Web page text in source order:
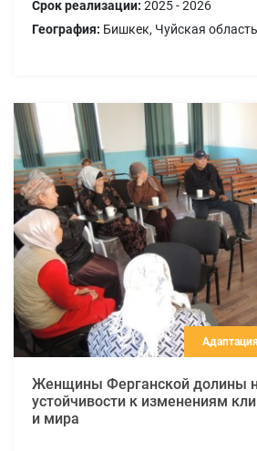
Срок реализации: 2025 - 2026
География: Бишкек, Чуйская область
Женщины Ферганской долины
устойчивости к изменениям
и мира